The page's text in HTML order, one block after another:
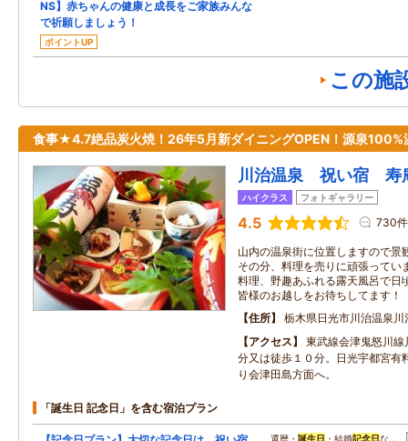
NS】赤ちゃんの健康と成長をご家族みんな
で祈願しましょう！
ポイントUP
この施
食事★4.7絶品炭火焼！26年5月新ダイニングOPEN！源泉100%
川治温泉 祝い宿 寿
ハイクラス フォトギャラリー
4.5 730件
山内の温泉街に位置しますので景
その分、料理を売りに頑張ってい
料理、野趣あふれる露天風呂で日
皆様のお越しをお待ちしてます！
住所
栃木県日光市川治温泉川
アクセス
東武線会津鬼怒川
分又は徒歩１０分。日光宇都宮有
り会津田島方面へ。
「誕生日 記念日」を含む宿泊プラン
還暦・ 誕生日 ・結婚記念日な…